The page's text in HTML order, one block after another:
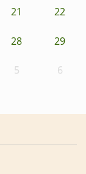
21 22
28 29
5 6